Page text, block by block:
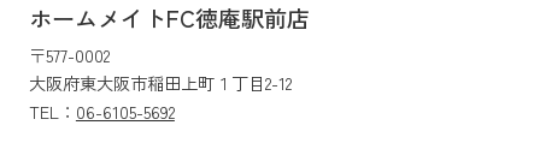
ホームメイトFC徳庵駅前店
〒577-0002
大阪府東大阪市稲田上町１丁目2-12
TEL： 06-6105-5692